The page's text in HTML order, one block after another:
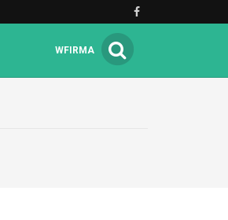
WFIRMA